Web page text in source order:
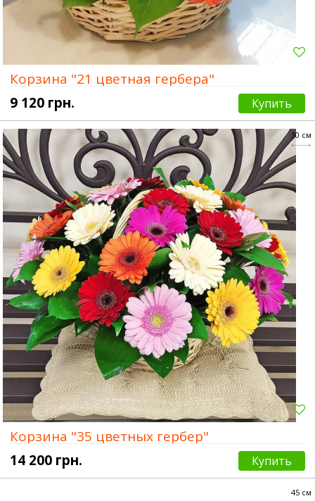
Корзина "21 цветная гербера"
9 120 грн.
Купить
30 см
Корзина "35 цветных гербер"
14 200 грн.
Купить
45 см